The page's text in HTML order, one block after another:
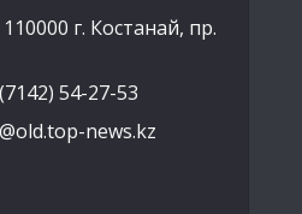
110000 г. Костанай, пр.
54-27-53
news.kz